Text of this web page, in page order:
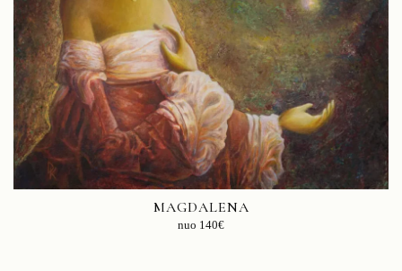
MAGDALENA
nuo 140€